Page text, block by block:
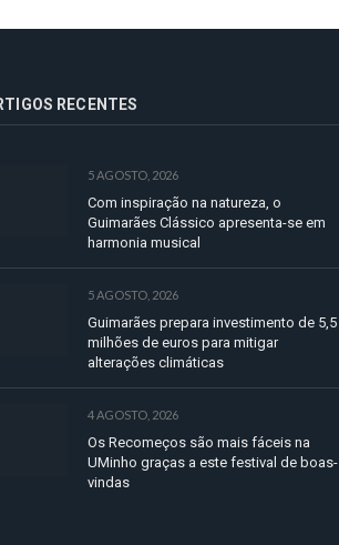
RECENTES
5 AGOSTO, 2026
Com inspiração na natureza, o
Guimarães Clássico apresenta-se em
harmonia musical
5 AGOSTO, 2026
Guimarães prepara investimento de 5,5
milhões de euros para mitigar
alterações climáticas
4 AGOSTO, 2026
Os Recomeços são mais fáceis na
UMinho graças a este festival de boas-
vindas